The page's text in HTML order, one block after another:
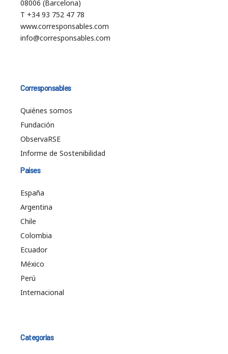
08006 (Barcelona)
T +34 93 752 47 78
www.corresponsables.com
info@corresponsables.com
Corresponsables
Quiénes somos
Fundación
ObservaRSE
Informe de Sostenibilidad
Países
España
Argentina
Chile
Colombia
Ecuador
México
Perú
Internacional
Categorías